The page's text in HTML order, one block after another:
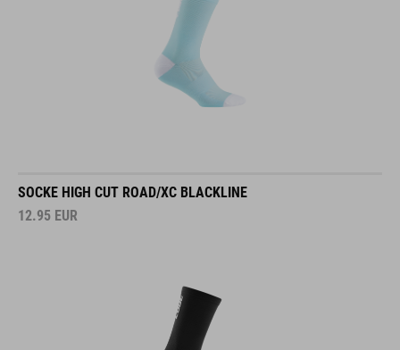
SOCKE HIGH CUT ROAD/XC BLACKLINE
12.95 EUR